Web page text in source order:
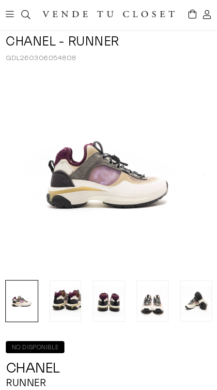
CHANEL - RUNNER
GDL260306054808
NO DISPONIBLE
CHANEL
RUNNER